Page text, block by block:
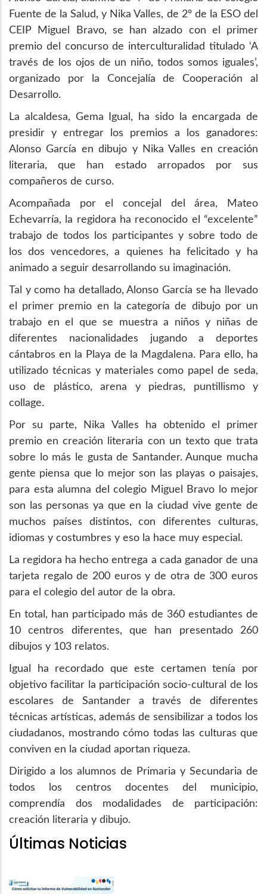
Fuente de la Salud, y Nika Valles, de 2º de la ESO del
CEIP Miguel Bravo, se han alzado con el primer
premio del concurso de interculturalidad titulado ‘A
través de los ojos de un niño, todos somos iguales’,
organizado por la Concejalía de Cooperación al
Desarrollo.
La alcaldesa, Gema Igual, ha sido la encargada de
presidir y entregar los premios a los ganadores:
Alonso García en dibujo y Nika Valles en creación
literaria, que han estado arropados por sus
compañeros de curso.
Acompañada por el concejal del área, Mateo
Echevarría, la regidora ha reconocido el “excelente”
trabajo de todos los participantes y sobre todo de
los dos vencedores, a quienes ha felicitado y ha
animado a seguir desarrollando su imaginación.
Tal y como ha detallado, Alonso García se ha llevado
el primer premio en la categoría de dibujo por un
trabajo en el que se muestra a niños y niñas de
diferentes nacionalidades jugando a deportes
cántabros en la Playa de la Magdalena. Para ello, ha
utilizado técnicas y materiales como papel de seda,
uso de plástico, arena y piedras, puntillismo y
collage.
Por su parte, Nika Valles ha obtenido el primer
premio en creación literaria con un texto que trata
sobre lo más le gusta de Santander. Aunque mucha
gente piensa que lo mejor son las playas o paisajes,
para esta alumna del colegio Miguel Bravo lo mejor
son las personas ya que en la ciudad vive gente de
muchos países distintos, con diferentes culturas,
idiomas y costumbres y eso la hace muy especial.
La regidora ha hecho entrega a cada ganador de una
tarjeta regalo de 200 euros y de otra de 300 euros
para el colegio del autor de la obra.
En total, han participado más de 360 estudiantes de
10 centros diferentes, que han presentado 260
dibujos y 103 relatos.
Igual ha recordado que este certamen tenía por
objetivo facilitar la participación socio-cultural de los
escolares de Santander a través de diferentes
técnicas artísticas, además de sensibilizar a todos los
ciudadanos, mostrando cómo todas las culturas que
conviven en la ciudad aportan riqueza.
Dirigido a los alumnos de Primaria y Secundaria de
todos los centros docentes del municipio,
comprendía dos modalidades de participación:
creación literaria y dibujo.
Últimas Noticias